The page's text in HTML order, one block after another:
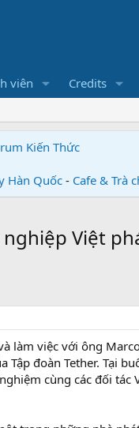
viên Credits
Kiến Thức
Hàn Quốc - Cafe & Trà
Việt
làm việc với ông
đoàn Tether. Tại
cùng các đối tác